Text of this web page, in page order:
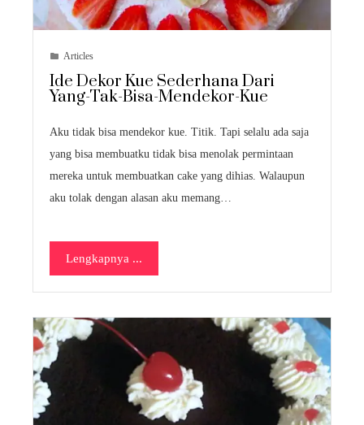
Articles
Ide Dekor Kue Sederhana Dari
Yang-Tak-Bisa-Mendekor-Kue
Aku tidak bisa mendekor kue. Titik. Tapi selalu ada saja
yang bisa membuatku tidak bisa menolak permintaan
mereka untuk membuatkan cake yang dihias. Walaupun
aku tolak dengan alasan aku memang…
Lengkapnya ...